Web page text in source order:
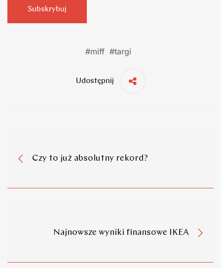
Subskrybuj
#miff #targi
Udostępnij
Czy to już absolutny rekord?
Najnowsze wyniki finansowe IKEA